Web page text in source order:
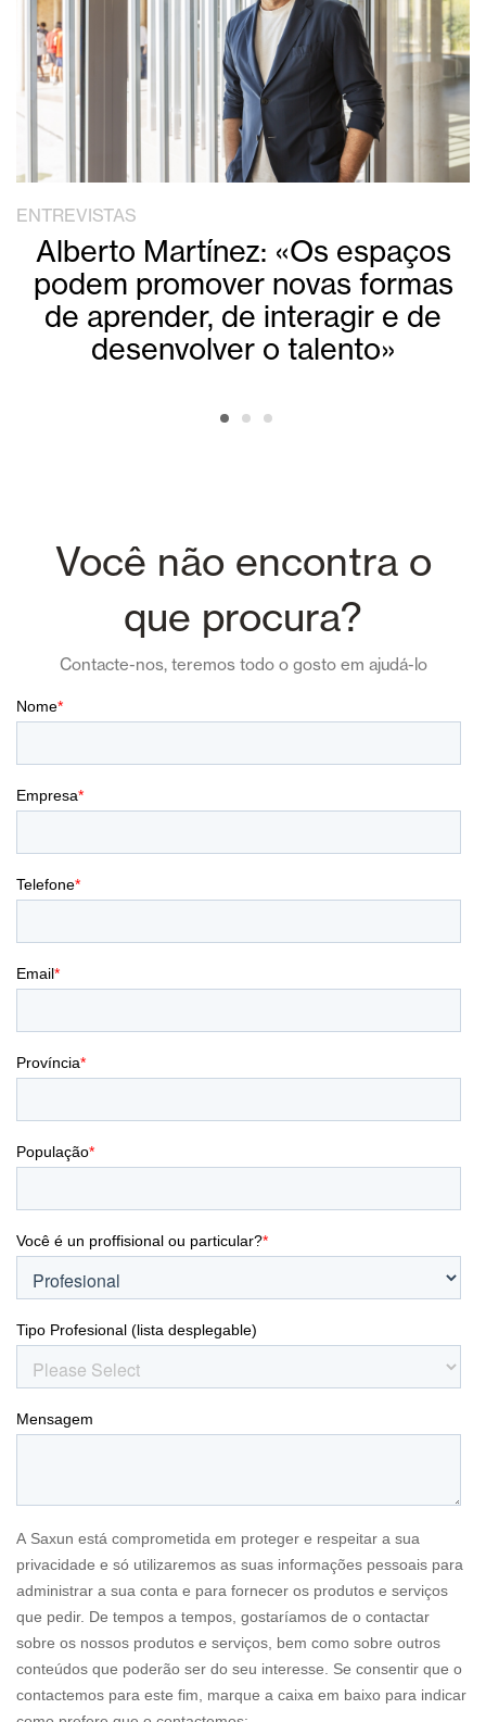
ENTREVISTAS
Alberto Martínez: «Os espaços
podem promover novas formas
de aprender, de interagir e de
desenvolver o talento»
Você não encontra o
que procura?
Contacte-nos, teremos todo o gosto em ajudá-lo